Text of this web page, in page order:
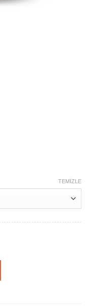
TEMIZLE